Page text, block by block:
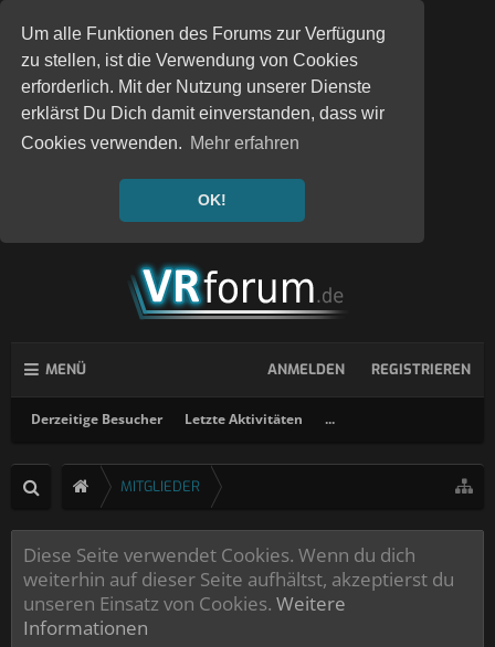
Um alle Funktionen des Forums zur Verfügung
zu stellen, ist die Verwendung von Cookies
erforderlich. Mit der Nutzung unserer Dienste
erklärst Du Dich damit einverstanden, dass wir
Cookies verwenden. Mehr erfahren
OK!
MENÜ
Derzeitige Besucher Letzte Aktivitäten ...
ANMELDEN REGISTRIEREN
MITGLIEDER
Diese Seite verwendet Cookies. Wenn du dich
weiterhin auf dieser Seite aufhältst, akzeptierst du
unseren Einsatz von Cookies. Weitere
Informationen